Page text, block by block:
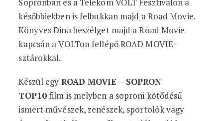
későbbiekben is felbukkan majd a Road Movie.
Könyves Dina beszélget majd a Road Movie
kapcsán a VOLTon fellépő ROAD MOVIE-
sztárokkal.
Készül egy ROAD MOVIE – SOPRON
TOP10film is melyben a soproni kötődésű
ismert művészek, zenészek, sportolók vagy